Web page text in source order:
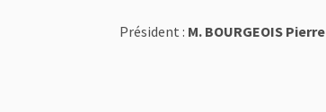
Président : M. BOURGEOIS Pierre